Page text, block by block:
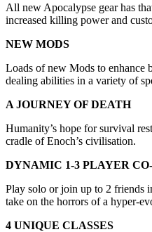
All new Apocalypse gear has
increased killing power and
NEW MODS
Loads of new Mods to enhance
dealing abilities in a variety of
A JOURNEY OF DEATH
Humanity’s hope for survival
cradle of Enoch’s civilisation.
DYNAMIC 1-3 PLAYER
Play solo or join up to 2 friends
take on the horrors of a hyper-
4 UNIQUE CLASSES